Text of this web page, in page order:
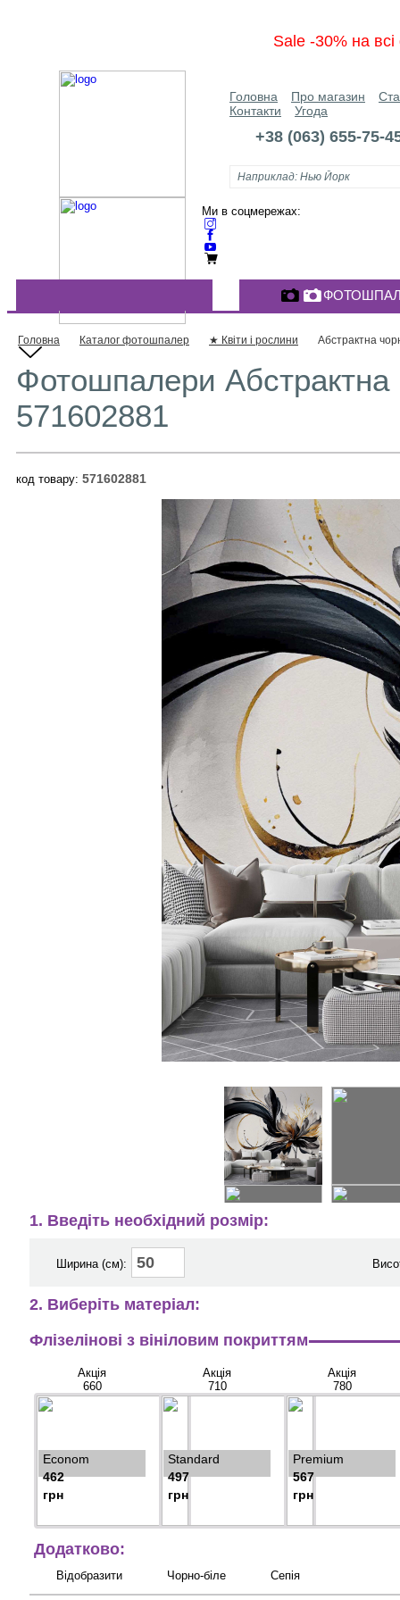
Sale -30% на
Головна Про магазин
Контакти
Угода
+38 (063) 655-75-
Ми в соцмережах:
КАТАЛОГ ФОТОШПАЛЕР
Головна Каталог фотошпалер ★ Квіти і рослини Абстрактна
Фотошпалери Абстрактна
571602881
код товару: 571602881
1. Введіть необхідний розмір:
Ширина (см):
2. Виберіть матеріал:
Флізелінові з вініловим покриттям
Акція
660
Econom
462
грн
Акція
710
Standard
497
грн
Акція
780
Premium
567
грн
Додатково:
Відобразити Чорно-біле Сепія